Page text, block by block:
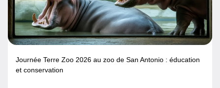
Journée Terre Zoo 2026 au zoo de San Antonio : éducation
et conservation